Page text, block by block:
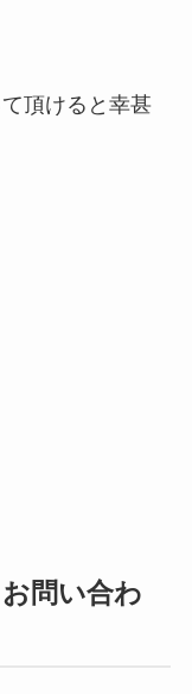
頂けると幸甚
問い合わ